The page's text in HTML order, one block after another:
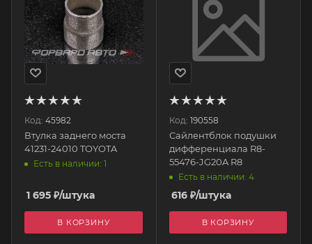
Код: 45982
Втулка заднего моста
41231-24010 TOYOTA
Есть в наличии: 1
1 695 ₽/штука
В КОРЗИНУ
Код: 190558
Сайлентблок подушки
дифференциала R8-
55476-JG20A R8
Есть в наличии: 4
616₽/штука
В КОРЗИНУ